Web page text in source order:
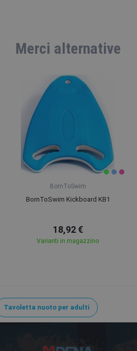
Merci alternative
BornToSwim
BornToSwim Kickboard KB1
18,92 €
Varianti in magazzino
Tavoletta nuoto per adulti